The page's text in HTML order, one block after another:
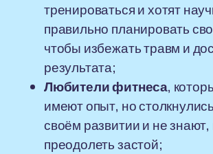
тренироваться и хотят
правильно планировать
чтобы избежать травм и
результата;
Любители фитнеса,
имеют опыт, но
своём развитии и не знают,
преодолеть застой;